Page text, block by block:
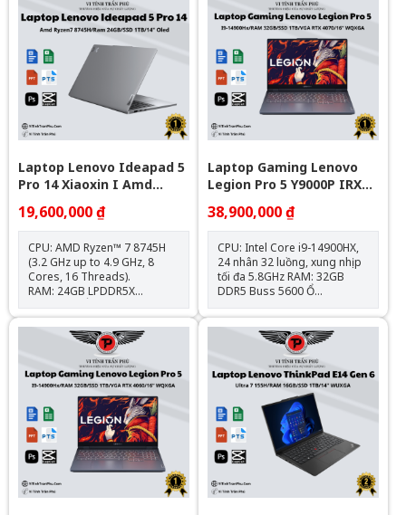
2.5K(2560x1600) OLED, tần
số quét 165Hz, độ sáng
500nits, độ phủ màu 100%
DCI-P3 Webcam: 1080P Full
HD IR Camera With Face
Recognition Cổng kết
nối: USB-A 3.2, USB-C, HDMI,
khe thẻ SD, jack tai nghe 3.5
Trọng lượng: 1.49 kg
– dễ dàng di chuyển
Laptop Lenovo Ideapad 5
Pro 14 Xiaoxin I Amd
Ryzen7 8745H \ 24G R5
6400 \ 1T Ssd M2 Nvme \
14" 2,8K Oled 120Hz I Amd
Radeon™ 780M
19,600,000 ₫
CPU: AMD Ryzen™ 7 8745H
(3.2 GHz up to 4.9 GHz, 8
Cores, 16 Threads).
RAM: 24GB LPDDR5X
6400MHz. Ổ cứng: 1TB SSD
M.2 NVMe PCIe. Card đồ
họa: AMD Radeon™ 780M.
Màn hình: 14 inch OLED, 2.8K,
120Hz, HDR True Black 500,
100% DCI-P3. Pin: 84Wh, hỗ
trợ sạc nhanh 100W Type-C.
Trọng lượng: Chỉ 1.46 kg, tiện
lợi di chuyển. Kết nối: HDMI,
USB-C, USB 4, USB-A 3.2
Gen1.
Laptop Gaming Lenovo
Legion Pro 5 Y9000P IRX9 (
I9-14900Hx\Ram 32G\1T
Ssd\Rtx 4070\16” WQXGA\
Win 11\GREY_Nk)
38,900,000 ₫
CPU: Intel Core i9-14900HX,
24 nhân 32 luồng, xung nhịp
tối đa 5.8GHz RAM: 32GB
DDR5 Buss 5600 Ổ
cứng: 1TB M.2 PCIe NVMe
SSD Card đồ họa: NVIDIA
GeForce RTX 4070 8GB
WQXGA 240Hz, 100% sRGB,
HDR400, Dolby Vision™, G-
SYNC® Cổng kết nối: USB-C
140W, HDMI 8K, RJ-45, USB
3.2 Gen 1 Trọng
lượng: ~2.35kg | Pin: 80Wh
Hệ điều hành: Windows 11
bản quyền Bảo hành: 12
tháng